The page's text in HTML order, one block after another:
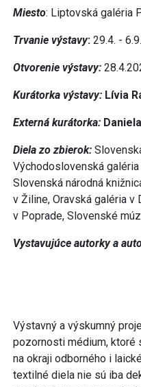
Miesto: Liptovská galéria
Trvanie výstavy: 29.4. -
Otvorenie výstavy:
Kurátorka výstavy: Lívia
Externá kurátorka:
Diela zo zbierok:
Východoslovenská
Slovenská národná
v Žiline, Oravská galéria v
v Poprade, Slovenské
Vystavujúce autorky a
Výstavný a výskumný
pozornosti médium, ktoré
na okraji odborného i
textilné diela nie sú iba